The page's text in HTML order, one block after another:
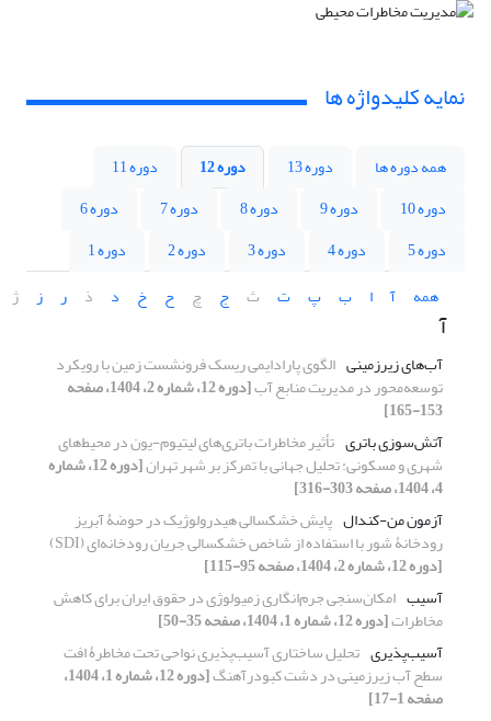
نمایه کلیدواژه ها
همه دوره ها دوره 13 دوره 12
دوره 11
دوره 10
دوره 9 دوره 8 دوره 7
دوره 6
دوره 5
دوره 4 دوره 3 دوره 2
دوره 1
همه
آ ا ب پ ت ث ج چ ح خ د ذ ر ز ژ
آ
آب‌های زیرزمینی الگوی پارادایمی ریسک فرونشست زمین با رویکرد
توسعه‌محور در مدیریت منابع آب [دوره 12، شماره 2، 1404، صفحه
153-165]
آتش‌سوزی باتری تأثیر مخاطرات باتری‌های لیتیوم-یون در محیط‌های
شهری و مسکونی: تحلیل جهانی با تمرکز بر شهر تهران [دوره 12، شماره
4، 1404، صفحه 303-316]
آزمون من-کندال پایش خشکسالی هیدرولوژیک در حوضۀ آبریز
رودخانۀ شور با استفاده از شاخص خشکسالی جریان رودخانه‌ای (SDI)
[دوره 12، شماره 2، 1404، صفحه 95-115]
آسیب امکان‌سنجی جرم‌انگاری زمیولوژی در حقوق ایران برای کاهش
مخاطرات[دوره 12، شماره 1، 1404، صفحه 35-50]
آسیب‌پذیری تحلیل ساختاری آسیب‌پذیری نواحی تحت مخاطرۀ افت
سطح آب زیرزمینی در دشت کبودرآهنگ [دوره 12، شماره 1، 1404،
صفحه 1-17]